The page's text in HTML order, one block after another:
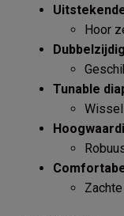
Hoor
Tunable